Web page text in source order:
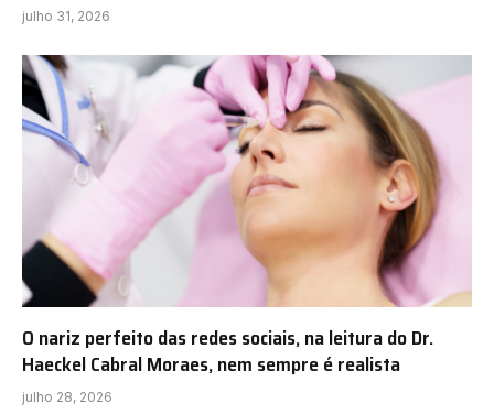
julho 31, 2026
O nariz perfeito das redes sociais, na leitura do Dr.
Haeckel Cabral Moraes, nem sempre é realista
julho 28, 2026